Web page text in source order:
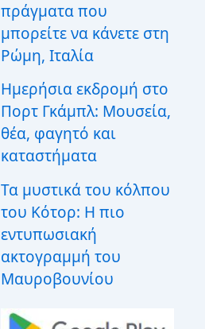
πράγματα που
μπορείτε να κάνετε στη
Ρώμη, Ιταλία
Ημερήσια εκδρομή στο
Πορτ Γκάμπλ: Μουσεία,
θέα, φαγητό και
καταστήματα
Τα μυστικά του κόλπου
του Κότορ: Η πιο
εντυπωσιακή
ακτογραμμή του
Μαυροβουνίου